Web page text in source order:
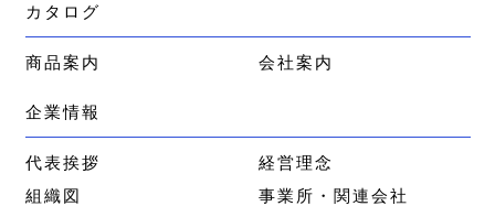
カタログ
商品案内 会社案内
企業情報
代表挨拶
経営理念
組織図
事業所・関連会社